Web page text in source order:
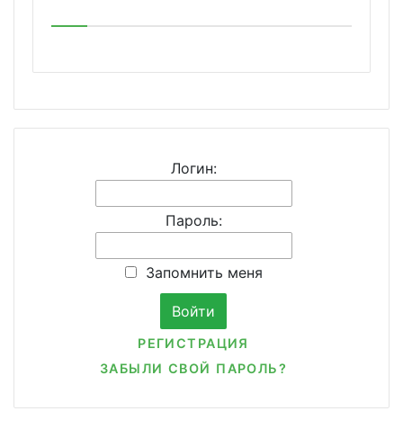
Логин:
Пароль:
Запомнить меня
РЕГИСТРАЦИЯ
ЗАБЫЛИ СВОЙ ПАРОЛЬ?